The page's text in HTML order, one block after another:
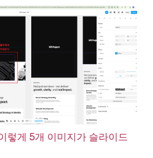
렇게 5개 이미지가 슬라이드